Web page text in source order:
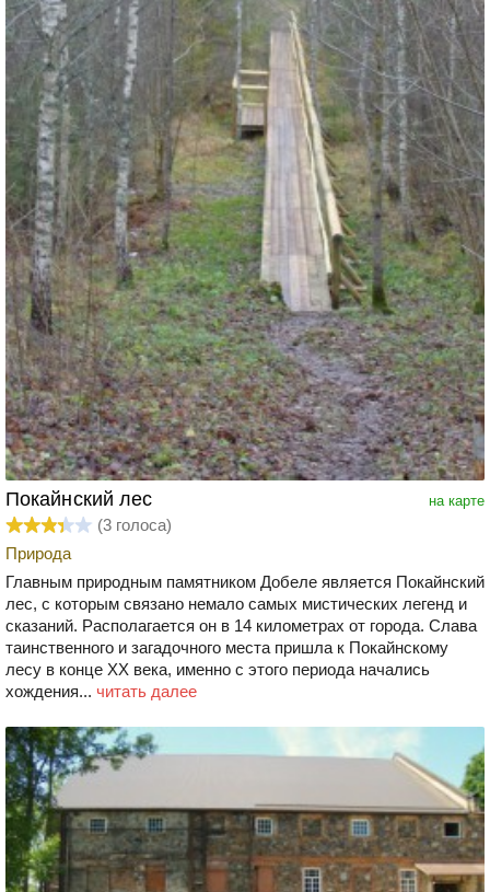
на карте
Покайнский лес
(3 голоса)
Природа
Главным природным памятником Добеле является Покайнский
лес, с которым связано немало самых мистических легенд и
сказаний. Располагается он в 14 километрах от города. Слава
таинственного и загадочного места пришла к Покайнскому
лесу в конце ХХ века, именно с этого периода начались
хождения... читать далее